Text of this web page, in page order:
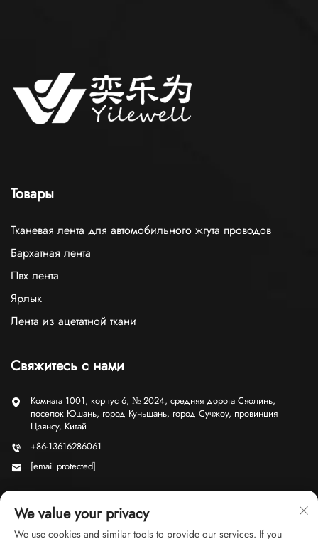
Товары
Тканевая лента для автомобильного жгута проводов
Бархатная лента
Пвх лента
Ярлык
Лента из ацетатной ткани
Свяжитесь с нами
Комната 1001, корпус 6, № 2024, средняя дорога Сяолинь,
поселок Юшань, город Куньшань, город Сучжоу, провинция
Цзянсу, Китай
+86-13616286061
[email protected]
We value your privacy
We use cookies and similar tools to provide our services. If you